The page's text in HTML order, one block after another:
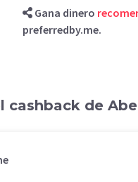
Gana dinero
preferredby.me.
cashback de